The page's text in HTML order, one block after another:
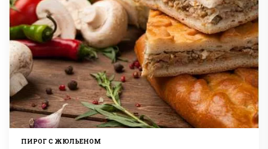
ПИРОГ С ЖЮЛЬЕНОМ